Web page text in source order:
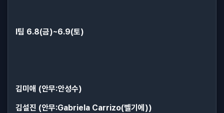
I팀 6.8(금)~6.9(토)
김미애 (안무:안성수)
김설진 (안무:Gabriela Carrizo(벨기에))